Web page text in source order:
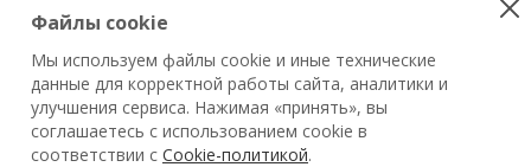
info@vitahim-perm.ru
ООО «ВитаХим Пермь»
ОГРН: 1115905003059
ИНН/КПП: 5905285619/590501001
Файлы cookie
Мы используем файлы cookie и иные технические
данные для корректной работы сайта, аналитики и
улучшения сервиса. Нажимая «принять», вы
соглашаетесь с использованием cookie в
соответствии с Cookie-политикой.